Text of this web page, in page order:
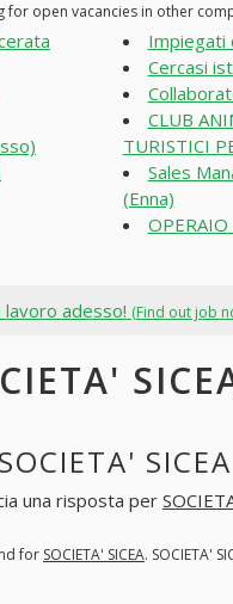
for open vacancies in other
Impiegati
Cercasi
CLUB
TURISTICI
Sales
(Enna)
lavoro adesso! (Find out job
una risposta per
for SOCIETA' SICEA. SOCIETA'